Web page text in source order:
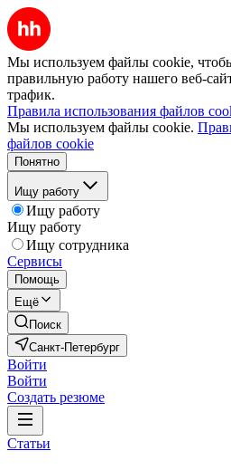
Мы используем файлы cookie,
правильную работу нашего веб-
трафик.
Правила использования файлов
Мы используем файлы cookie.
файлов cookie
Понятно
Ищу работу
Ищу работу
Ищу работу
Ищу сотрудника
Сервисы
Помощь
Ещё
Поиск
Санкт-Петербург
Войти
Войти
Создать резюме
Статьи